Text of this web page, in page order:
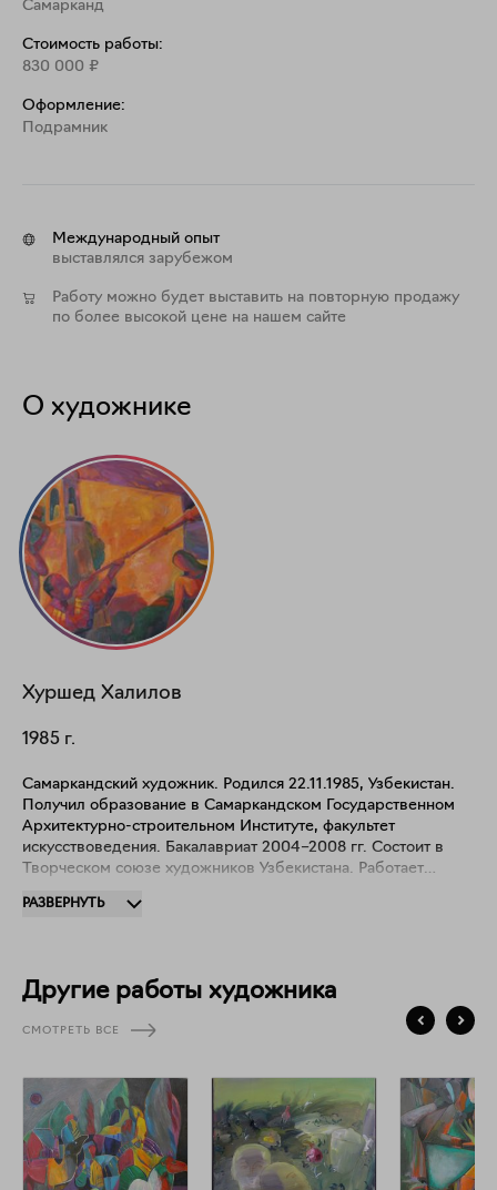
Самарканд
Стоимость работы:
830 000 ₽
Оформление:
Подрамник
Международный опыт
выставлялся зарубежом
Работу можно будет выставить на повторную продажу
по более высокой цене на нашем сайте
О художнике
Хуршед Халилов
1985 г.
Самаркандский художник. Родился 22.11.1985, Узбекистан.
Получил образование в Самаркандском Государственном
Архитектурно-строительном Институте, факультет
искусствоведения. Бакалавриат 2004–2008 гг. Состоит в
Творческом союзе художников Узбекистана. Работает
инсталляция, перформанс и искусство взаимодействия. В
содержат символы и знаки, через которые художник
обращается к публике.
РАЗВЕРНУТЬ
Другие работы художника
СМОТРЕТЬ ВСЕ